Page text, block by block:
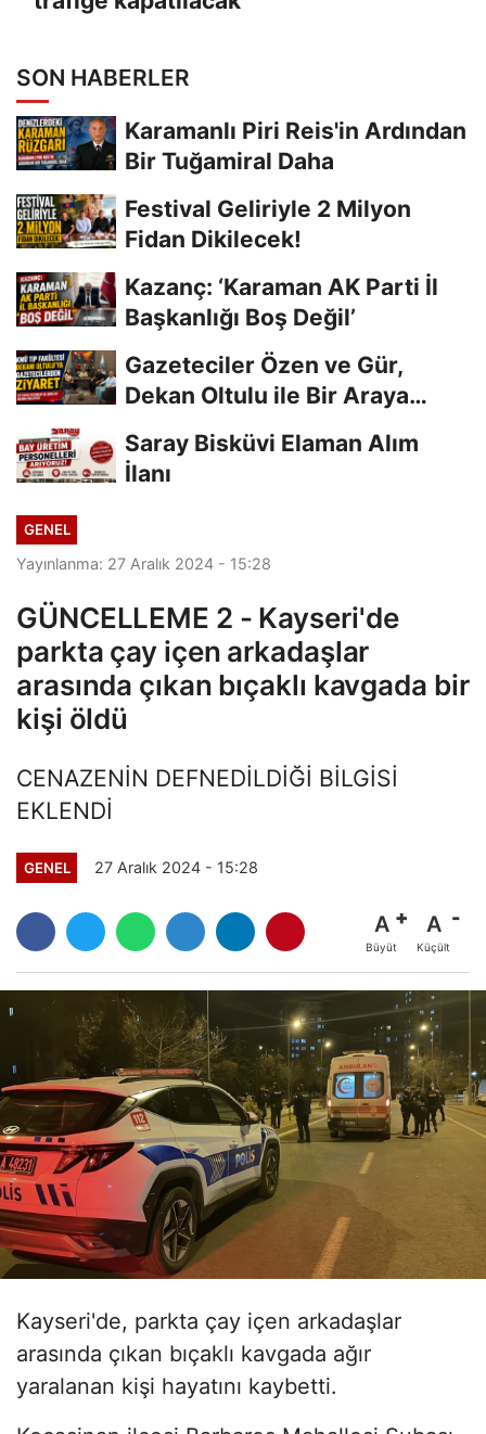
SON HABERLER
Karamanlı Piri Reis'in Ardından
Bir Tuğamiral Daha
Festival Geliriyle 2 Milyon
Fidan Dikilecek!
Kazanç: ‘Karaman AK Parti İl
Başkanlığı Boş Değil’
Gazeteciler Özen ve Gür,
Dekan Oltulu ile Bir Araya
Saray Bisküvi Elaman Alım
İlanı
GENEL
Yayınlanma: 27 Aralık 2024 - 15:28
GÜNCELLEME 2 - Kayseri'de
parkta çay içen arkadaşlar
arasında çıkan bıçaklı kavgada bir
kişi öldü
CENAZENİN DEFNEDİLDİĞİ BİLGİSİ
EKLENDİ
GENEL 27 Aralık 2024 - 15:28
A
Büyüt
A
Küçült
Kayseri'de, parkta çay içen arkadaşlar
arasında çıkan bıçaklı kavgada ağır
yaralanan kişi hayatını kaybetti.